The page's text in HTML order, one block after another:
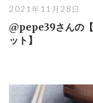
2021年11月28日
@pepe39さんの
ット】